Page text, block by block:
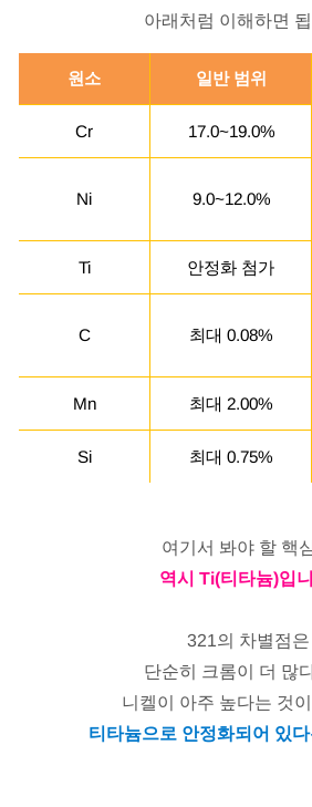
아래처럼 이해하면
원소 일반 범위
Cr 17.0~19.0%
Ni 9.0~12.0%
Ti 안정화 첨가
C 최대 0.08%
Mn 최대 2.00%
Si 최대 0.75%
여기서 봐야 할 핵
역시 Ti(티타늄)입
321의 차별점은
단순히 크롬이 더 많
니켈이 아주 높다는 것
티타늄으로 안정화되어 있다